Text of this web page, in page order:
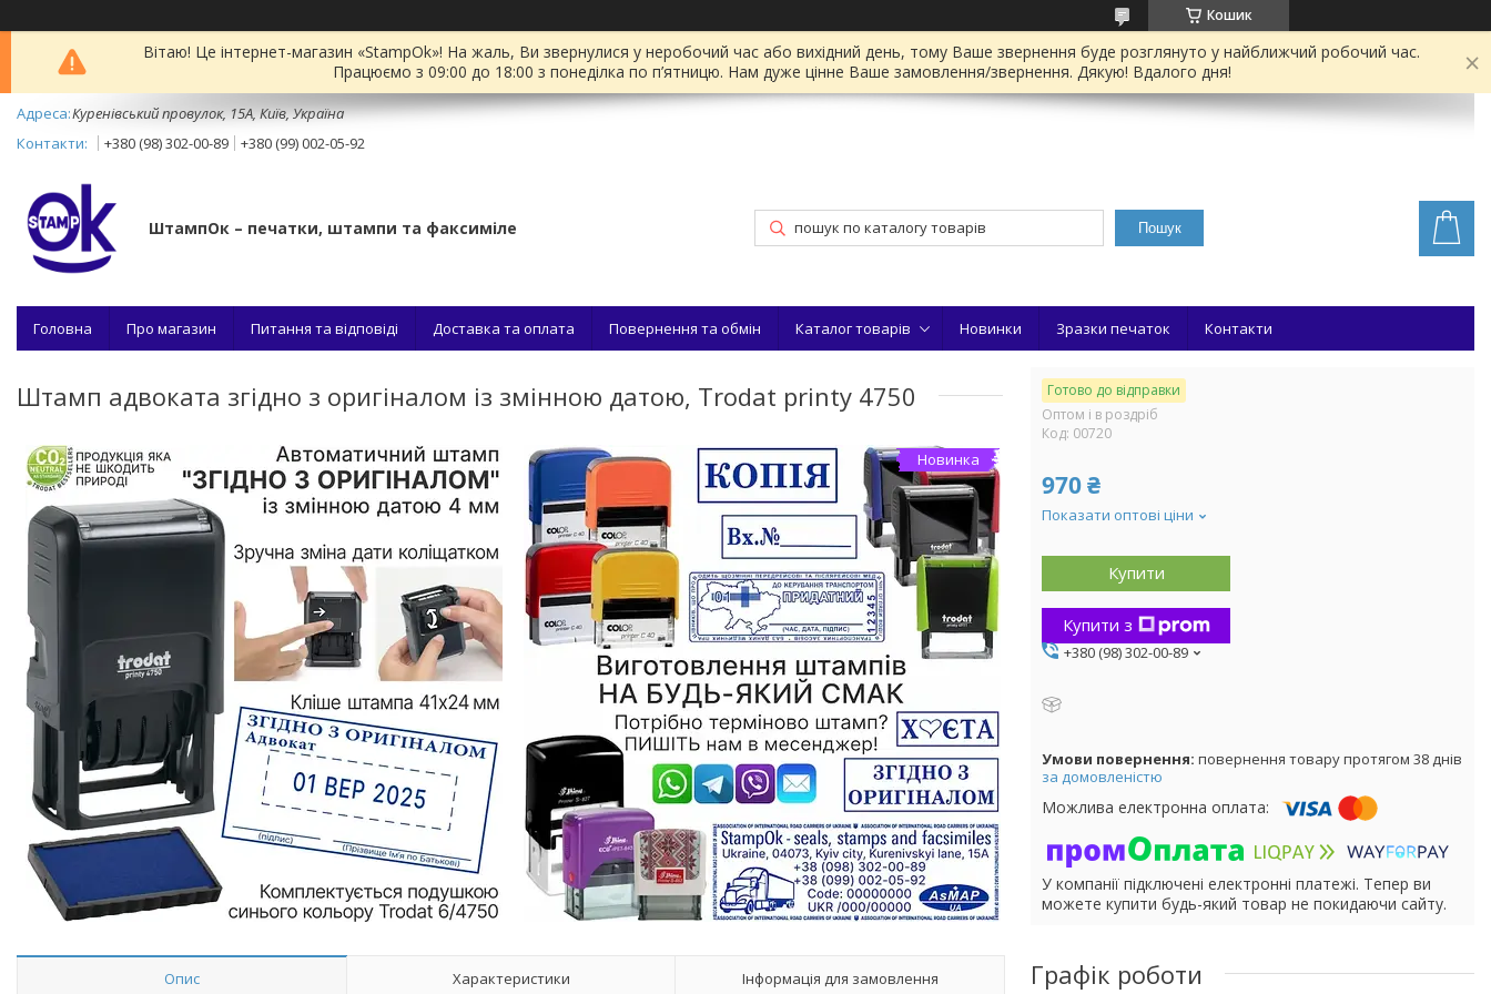
Кошик
Вітаю! Це інтернет-магазин «StampOk»! На жаль, Ви звернулися у неробочий час або вихідний день, тому Ваше звернення буде розглянуто у найближчий робочий час.
Працюємо з 09:00 до 18:00 з понеділка по п’ятницю. Нам дуже цінне Ваше замовлення/звернення. Дякую! Вдалого дня!
Куренівський провулок, 15А, Київ, Україна
+380 (98) 302-00-89
+380 (99) 002-05-92
ШтампОк – печатки, штампи та факсиміле Пошук
Головна Про магазин Питання та відповіді Доставка та оплата Повернення та обмін Каталог товарів Новинки Зразки печаток Контакти
Штамп адвоката згідно з оригіналом із змінною датою, Trodat printy 4750
Новинка
Опис Характеристики Інформація для замовлення
Готово до відправки
Оптом і в роздріб
Код: 00720
970 ₴
Показати оптові ціни
Купити
Купити з
+380 (98) 302-00-89
повернення товару протягом 38 днів
за домовленістю
У компанії підключені електронні платежі. Тепер ви
можете купити будь-який товар не покидаючи сайту.
Графік роботи